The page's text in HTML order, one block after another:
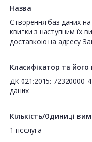
Назва
Створення баз даних на
квитки з наступним їх
доставкою на адресу
Класифікатор та його
ДК 021:2015: 72320000-
даних
Кількість/Одиниці
1 послуга